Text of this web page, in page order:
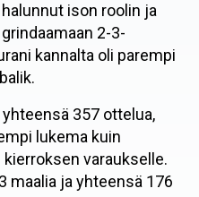
ison roolin ja
2-3-
kannalta oli parempi
357 ottelua,
lukema kuin
varaukselle.
maalia ja yhteensä 176